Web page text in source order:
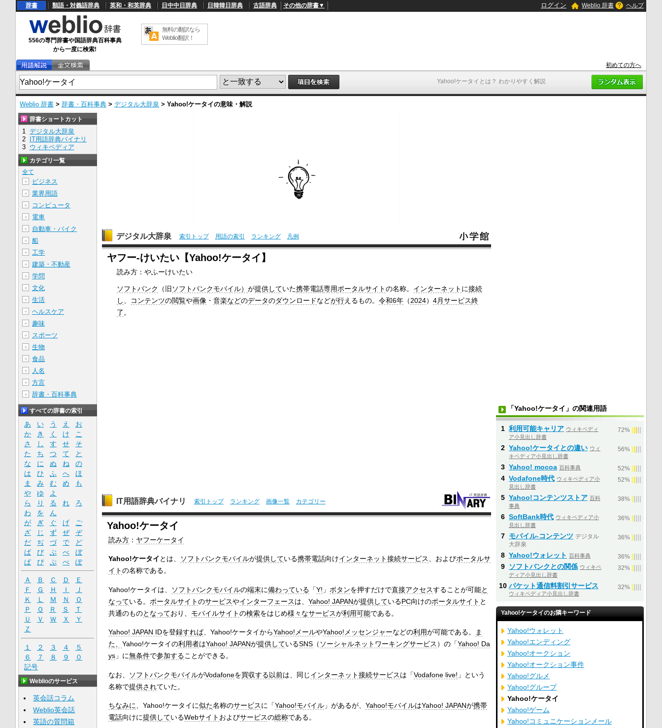
Yahoo!ケータイとは？ わかりやすく解説
辞書 類語・対義語辞典 英和・和英辞典 日中中日辞典 日韓韓日辞典 古語辞典 その他の辞書▼ ログイン Weblio 辞書 ヘルプ
556の専門辞書や国語辞典百科事典
から一度に検索!
無料の翻訳なら
Weblio翻訳！
初めての方へ
Weblio 辞書 > 辞書・百科事典 > デジタル大辞泉 > Yahoo!ケータイの意味・解説
デジタル大辞泉 索引トップ 用語の索引 ランキング 凡例
ヤフー‐けいたい【Yahoo!ケータイ】
読み方：やふーけいたい
ソフトバンク （旧ソフトバンクモバイル）が提供していた携帯電話専用ポータルサイトの名称。 インターネット に接続
し
コンテンツの閲覧や画像 ・音楽などのデータのダウンロードなどが行えるもの。令和6年 （2024）4月サービス終
了 。
IT用語辞典バイナリ 索引トップ ランキング 画像一覧 カテゴリー
Yahoo!ケータイ
読み方： ヤフーケータイ
Yahoo!ケータイとは、 ソフトバンクモバイルが提供している携帯電話向けインターネット接続サービス、およびポータルサ
イトの名称である。
Yahoo!ケータイは、 ソフトバンクモバイルの端末に備わっている 「Y! 」 ボタンを押すだけで直接アクセスすることが可能と
なっている。 ポータルサイトのサービスやインターフェースは、 Yahoo! JAPANが提供しているPC向けのポータルサイト と
共通のものとなっており、 モバイルサイトの検索をはじめ様々なサービスが利用可能である。
Yahoo! JAPAN IDを登録すれば、Yahoo!ケータイからYahoo!メールやYahoo!メッセンジャーなどの利用が可能である。
ま
た、 Yahoo!ケータイの利用者はYahoo! JAPANが提供しているSNS（ ソーシャルネットワーキングサービス ）の「Yahoo! Da
ys」に無条件で参加することができる。
なお、 ソフトバンクモバイルがVodafoneを買収する以前は、同じインターネット接続サービスは「Vodafone live! 」という
名称で提供されていた。
ちなみに 、Yahoo!ケータイに似た名称のサービスに「Yahoo!モバイル」があるが、 Yahoo!モバイルはYahoo! JAPANが携帯
電話向けに提供しているWebサイト およびサービスの総称である。
辞書ショートカット
1 デジタル大辞泉
2
IT用語辞典バイナリ
3 ウィキペディア
カテゴリ一覧
全て
＋
ビジネス
＋ 業界用語
＋ コンピュータ
＋ 電車
＋ 自動車・バイク
＋ 船
＋ 工学
＋ 建築・不動産
＋ 学問
＋ 文化
＋ 生活
＋ ヘルスケア
＋ 趣味
＋ スポーツ
＋ 生物
＋ 食品
＋ 人名
＋ 方言
＋ 辞書・百科事典
すべての辞書の索引
あ い う え
お
か
き く け
こ
さ
し す せ
そ
た
ち つ て
と
な
に ぬ ね
の
は
ひ ふ へ
ほ
ま
み む め
も
や
ゆ
よ
ら
り る れ
ろ
わ
を
ん
が
ぎ ぐ げ
ご
ざ
じ ず ぜ
ぞ
だ
ぢ づ で
ど
ば
び ぶ べ
ぼ
ぱ
ぴ ぷ ぺ ぽ
Ａ Ｂ Ｃ Ｄ
Ｅ
Ｆ
Ｇ Ｈ Ｉ
Ｊ
Ｋ
Ｌ Ｍ Ｎ
Ｏ
Ｐ
Ｑ Ｒ Ｓ
Ｔ
Ｕ
Ｖ Ｗ Ｘ
Ｙ
Ｚ
１ ２ ３ ４
５
６
７ ８ ９
０
記号
Weblioのサービス
英会話コラム
Weblio英会話
英語の質問箱
「Yahoo!ケータイ」の関連用語
1 利用可能キャリア ウィキペディ
ア小見出し辞書
72%
2 Yahoo!ケータイとの違い ウィ
キペディア小見出し辞書
56%
3 Yahoo! mocoa 百科事典 52%
4 Vodafone時代 ウィキペディア小
見出し辞書
52%
5 Yahoo!コンテンツストア 百科
事典
38%
6 SoftBank時代 ウィキペディア小
見出し辞書
36%
7 モバイル‐コンテンツ デジタル
大辞泉
36%
8 Yahoo!ウォレット 百科事典 36%
9 ソフトバンクとの関係 ウィキペ
ディア小見出し辞書
32%
10 パケット通信料割引サービス
ウィキペディア小見出し辞書
32%
Yahoo!ケータイのお隣キーワード
Yahoo!ウォレット
Yahoo!エンディング
Yahoo!オークション
Yahoo!オークション事件
Yahoo!グルメ
Yahoo!グループ
Yahoo!ケータイ
Yahoo!ゲーム
Yahoo!コミュニケーションメール